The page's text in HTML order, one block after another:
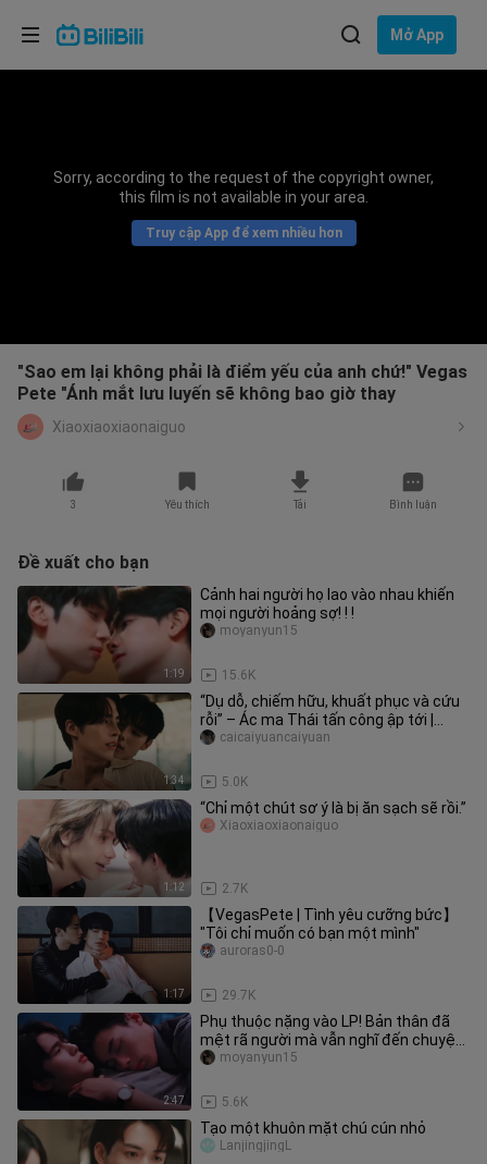
Mở App
Sorry, according to the request of the copyright owner,
this film is not available in your area.
Truy cập App để xem nhiều hơn
"Sao em lại không phải là điểm yếu của anh chứ!" Vegas
Pete "Ánh mắt lưu luyến sẽ không bao giờ thay
Xiaoxiaoxiaonaiguo
3 Yêu thích Tải Bình luận
Đề xuất cho bạn
1:19
Cảnh hai người họ lao vào nhau khiến
mọi người hoảng sợ! ! !
15.6K
moyanyun15
1:34
“Dụ dỗ, chiếm hữu, khuất phục và cứu
rỗi” – Ác ma Thái tấn công ập tới |
“Đừng hòng thoát khỏi bên c
5.0K
caicaiyuancaiyuan
1:12
“Chỉ một chút sơ ý là bị ăn sạch sẽ rồi.”
2.7K
Xiaoxiaoxiaonaiguo
1:17
【VegasPete | Tình yêu cưỡng bức】
"Tôi chỉ muốn có bạn một mình"
29.7K
auroras0-0
2:47
Phụ thuộc nặng vào LP! Bản thân đã
mệt rã người mà vẫn nghĩ đến chuyện
làm đồ ăn cho bé thỏ! Anh ấy
5.6K
moyanyun15
Tạo một khuôn mặt chú cún nhỏ
LanjingjingL
Lựa chọn ngôn ngữ
Bahasa Indonesia